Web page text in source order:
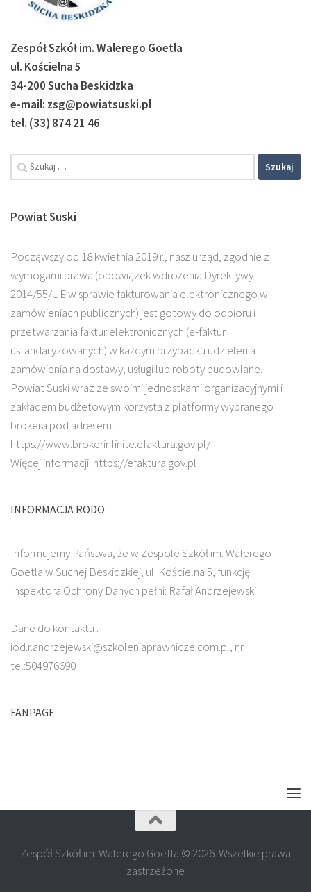
Zespół Szkół im. Walerego Goetla
ul. Kościelna 5
34-200 Sucha Beskidzka
e-mail: zsg@powiatsuski.pl
tel. (33) 874 21 46
Szukaj:
Powiat Suski
Począwszy od 18 kwietnia 2019 r., nasz urząd, zgodnie z
wymogami prawa (obowiązek wdrożenia Dyrektywy
2014/55/UE w sprawie fakturowania elektronicznego w
zamówieniach publicznych) jest gotowy do odbioru i
przetwarzania faktur elektronicznych (e-faktur
ustandaryzowanych) w każdym przypadku udzielenia
zamówienia na dostawy, usługi lub roboty budowlane.
Powiat Suski wraz ze swoimi jednostkami organizacyjnymi i
zakładem budżetowym korzysta z platformy wybranego
brokera pod adresem:
https://www.brokerinfinite.efaktura.gov.pl/
Więcej informacji: https://efaktura.gov.pl
INFORMACJA RODO
Informujemy Państwa, że w Zespole Szkół im. Walerego
Goetla w Suchej Beskidzkiej, ul. Kościelna 5, funkcję
Inspektora Ochrony Danych pełni: Rafał Andrzejewski
Dane do kontaktu :
iod.r.andrzejewski@szkoleniaprawnicze.com.pl, nr
tel:504976690
FANPAGE
Zespół Szkół im. Walerego Goetla © 2026. Wszelkie prawa
zastrzeżone